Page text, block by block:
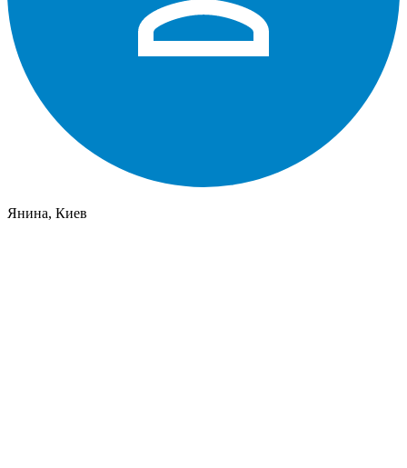
Янина, Киев